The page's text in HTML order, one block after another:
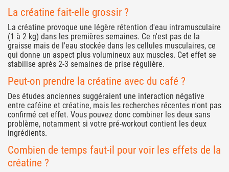
La créatine fait-elle grossir ?
La créatine provoque une légère rétention d'eau intramusculaire
(1 à 2 kg) dans les premières semaines. Ce n'est pas de la
graisse mais de l'eau stockée dans les cellules musculaires, ce
qui donne un aspect plus volumineux aux muscles. Cet effet se
stabilise après 2-3 semaines de prise régulière.
Peut-on prendre la créatine avec du café ?
Des études anciennes suggéraient une interaction négative
entre caféine et créatine, mais les recherches récentes n'ont pas
confirmé cet effet. Vous pouvez donc combiner les deux sans
problème, notamment si votre pré-workout contient les deux
ingrédients.
Combien de temps faut-il pour voir les effets de la
créatine ?